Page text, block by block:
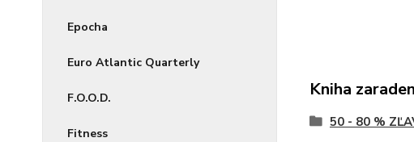
Epocha
Euro Atlantic Quarterly
F.O.O.D.
Fitness
Kniha
50 - 80 %